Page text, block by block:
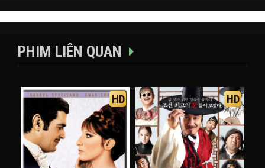
PHIM LIÊN QUAN
HD HD